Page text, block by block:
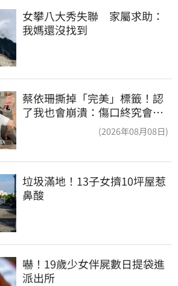
女攀八大秀失聯　家屬求助：
我媽還沒找到
蔡依珊撕掉「完美」標籤！認
了我也會崩潰：傷口終究會癒
(2026年08月08日)
垃圾滿地！13子女擠10坪屋惹
鼻酸
嚇！19歲少女伴屍數日提袋進
派出所